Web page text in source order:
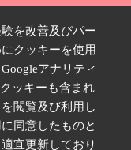
を改善及びパー
クッキーを使用
アナリティ
ッキーも含まれ
閲覧及び利用し
同意したものと
宜更新しており